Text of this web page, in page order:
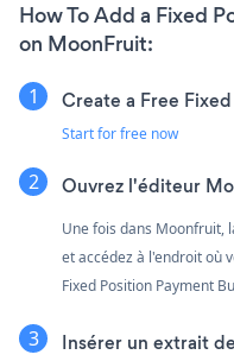
How To Add a Fixed
on MoonFruit:
Create a Free
Start for free now
Ouvrez l'éditeur
Une fois dans Moonfruit,
et accédez à l'endroit où
Fixed Position Payment
Insérer un extrait